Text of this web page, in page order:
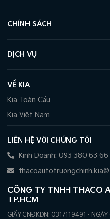
CHÍNH SÁCH
DỊCH VỤ
VỀ KIA
Kia Toàn Cầu
Kia Việt Nam
LIÊN HỆ VỚI CHÚNG TÔI
Kinh Doanh: 093 380 63
CÔNG TY TNHH THACO
TP.HCM
GIẤY CNĐKDN: 0317119491 -